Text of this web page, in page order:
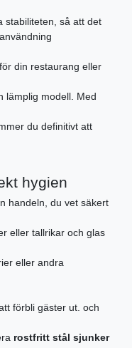
stabiliteten, så att det
din restaurang eller
lämplig modell. Med
du definitivt att
hygien
handeln, du vet säkert
eller tallrikar och glas
eller andra
förbli gäster ut. och
rostfritt stål sjunker